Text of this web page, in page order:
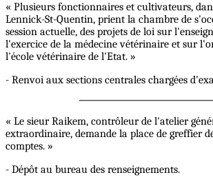
« Plusieurs fonctionnaires et cultivateurs,
Lennick-St-Quentin, prient la chambre de
session actuelle, des projets de loi sur
l'exercice de la médecine vétérinaire et sur
l'école vétérinaire de l'Etat. »
- Renvoi aux sections centrales chargées
« Le sieur Raikem, contrôleur de l'atelier
extraordinaire, demande la place de greffier
comptes. »
- Dépôt au bureau des renseignements.